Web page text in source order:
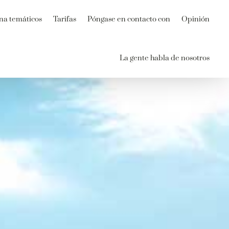
temáticos Tarifas Póngase en contacto con Opinión
La gente habla de nosotros